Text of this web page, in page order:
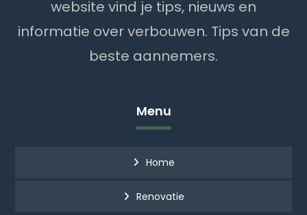
website vind je tips, nieuws en
informatie over verbouwen. Tips van de
beste aannemers.
Menu
Home
Renovatie